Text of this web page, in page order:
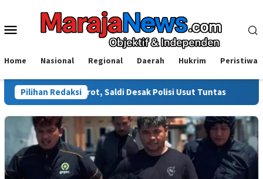
konten
Menu
Home Nasional Regional Daerah Hukrim Peristiwa
Pilihan Redaksi
Disorot, Saldi Desak Polisi Usut Tuntas Warga Sinjai